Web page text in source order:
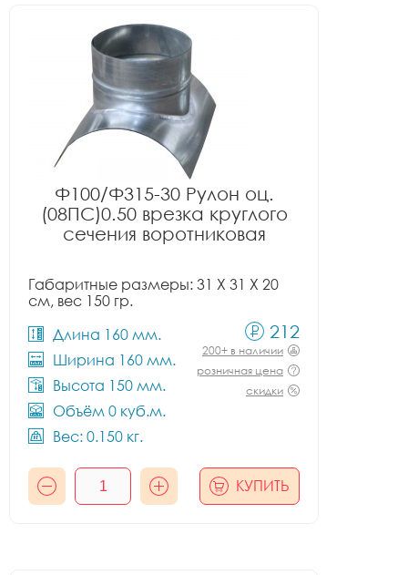
Ф100/Ф315-30 Рулон оц.
(08ПС)0.50 врезка круглого
сечения воротниковая
Габаритные размеры: 31 X 31 X 20
см, вес 150 гр.
Длина 160 мм.
Ширина 160 мм.
Высота 150 мм.
Объём 0 куб.м.
Вес: 0.150 кг.
212
200+ в наличии
розничная цена
скидки
КУПИТЬ